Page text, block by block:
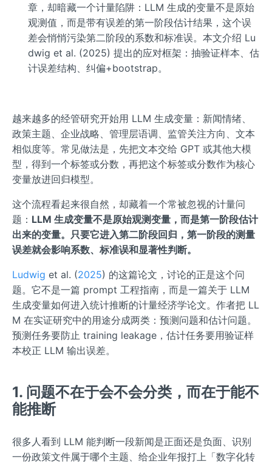
章，却暗藏一个计量陷阱：LLM 生成的变量不是原始
观测值，而是带有误差的第一阶段估计结果，这个误
差会悄悄污染第二阶段的系数和标准误。本文介绍 Lu
dwig et al. (2025) 提出的应对框架：抽验证样本、估
计误差结构、纠偏+bootstrap。
越来越多的经管研究开始用 LLM 生成变量：新闻情绪、
政策主题、企业战略、管理层语调、监管关注方向、文本
相似度等。常见做法是，先把文本交给 GPT 或其他大模
型，得到一个标签或分数，再把这个标签或分数作为核心
变量放进回归模型。
这个流程看起来很自然，却藏着一个常被忽视的计量问
题： LLM 生成变量不是原始观测变量，而是第一阶段估计
出来的变量。只要它进入第二阶段回归，第一阶段的测量
误差就会影响系数、标准误和显著性判断。
Ludwig et al. (2025) 的这篇论文，讨论的正是这个问
题。它不是一篇 prompt 工程指南，而是一篇关于 LLM
生成变量如何进入统计推断的计量经济学论文。作者把 LL
M 在实证研究中的用途分成两类：预测问题和估计问题。
预测任务要防止 training leakage，估计任务要用验证样
本校正 LLM 输出误差。
1. 问题不在于会不会分类，而在于能不
能推断
很多人看到 LLM 能判断一段新闻是正面还是负面、识别
一份政策文件属于哪个主题、给企业年报打上「数字化转